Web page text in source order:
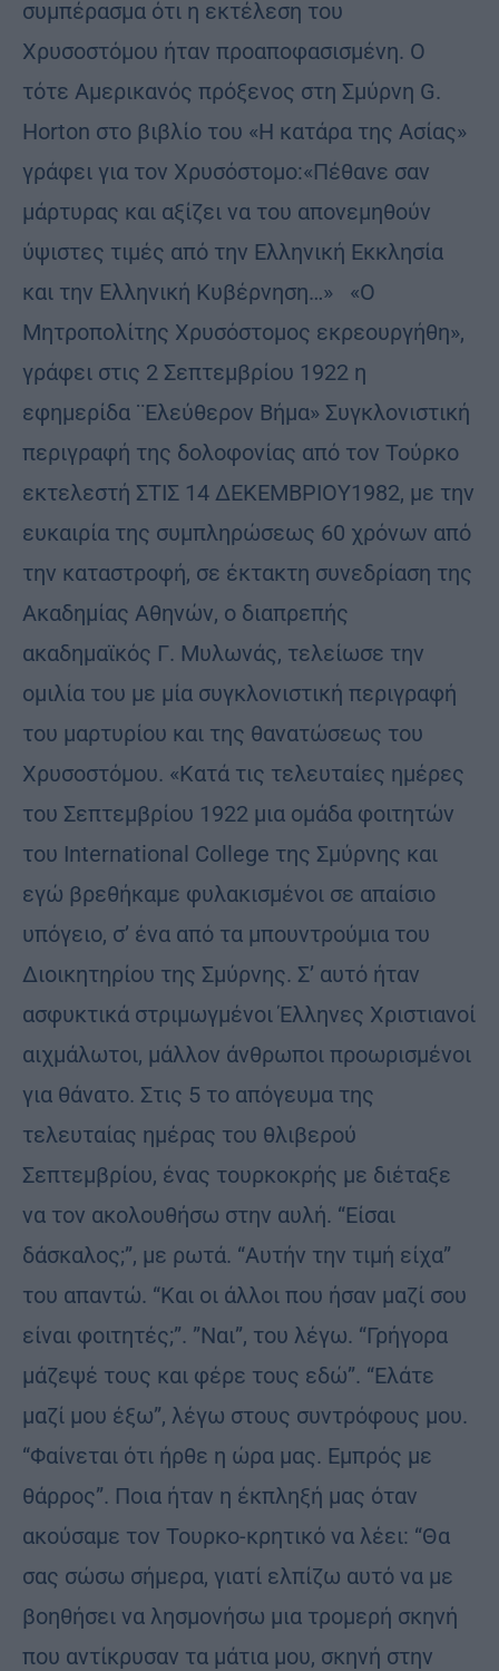
συμπέρασμα ότι η εκτέλεση του
Χρυσοστόμου ήταν προαποφασισμένη. Ο
τότε Αμερικανός πρόξενος στη Σμύρνη G.
Ηorton στο βιβλίο του «Η κατάρα της Ασίας»
γράφει για τον Χρυσόστομο:«Πέθανε σαν
μάρτυρας και αξίζει να του απονεμηθούν
ύψιστες τιμές από την Ελληνική Εκκλησία
και την Ελληνική Κυβέρνηση…» «Ο
Μητροπολίτης Χρυσόστομος εκρεουργήθη»,
γράφει στις 2 Σεπτεμβρίου 1922 η
εφημερίδα ¨Ελεύθερον Βήμα» Συγκλονιστική
περιγραφή της δολοφονίας από τον Τούρκο
εκτελεστή ΣΤΙΣ 14 ΔΕΚΕΜΒΡΙΟΥ1982, με την
ευκαιρία της συμπληρώσεως 60 χρόνων από
την καταστροφή, σε έκτακτη συνεδρίαση της
Ακαδημίας Αθηνών, ο διαπρεπής
ακαδημαϊκός Γ. Μυλωνάς, τελείωσε την
ομιλία του με μία συγκλονιστική περιγραφή
του μαρτυρίου και της θανατώσεως του
Χρυσοστόμου. «Κατά τις τελευταίες ημέρες
του Σεπτεμβρίου 1922 μια ομάδα φοιτητών
του Ιnternational College της Σμύρνης και
εγώ βρεθήκαμε φυλακισμένοι σε απαίσιο
υπόγειο, σ’ ένα από τα μπουντρούμια του
Διοικητηρίου της Σμύρνης. Σ’ αυτό ήταν
ασφυκτικά στριμωγμένοι Έλληνες Χριστιανοί
αιχμάλωτοι, μάλλον άνθρωποι προωρισμένοι
για θάνατο. Στις 5 το απόγευμα της
τελευταίας ημέρας του θλιβερού
Σεπτεμβρίου, ένας τουρκοκρής με διέταξε
να τον ακολουθήσω στην αυλή. “Είσαι
δάσκαλος;”, με ρωτά. “Αυτήν την τιμή είχα”
του απαντώ. “Και οι άλλοι που ήσαν μαζί σου
είναι φοιτητές;”. ”Ναι”, του λέγω. “Γρήγορα
μάζεψέ τους και φέρε τους εδώ”. “Ελάτε
μαζί μου έξω”, λέγω στους συντρόφους μου.
“Φαίνεται ότι ήρθε η ώρα μας. Εμπρός με
θάρρος”. Ποια ήταν η έκπληξή μας όταν
ακούσαμε τον Τουρκο-κρητικό να λέει: “Θα
σας σώσω σήμερα, γιατί ελπίζω αυτό να με
βοηθήσει να λησμονήσω μια τρομερή σκηνή
που αντίκρυσαν τα μάτια μου, σκηνή στην